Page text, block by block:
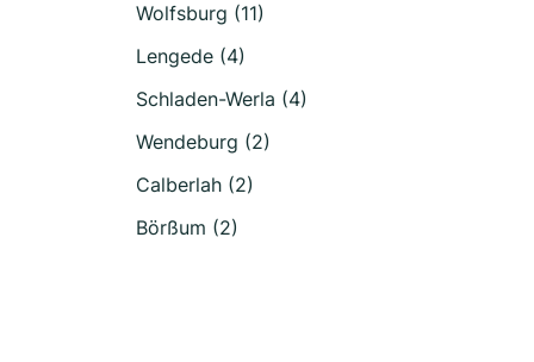
Wolfsburg (11)
Lengede (4)
Schladen-Werla (4)
Wendeburg (2)
Calberlah (2)
Börßum (2)